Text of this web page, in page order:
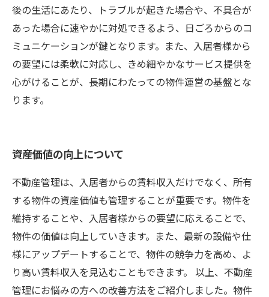
後の生活にあたり、トラブルが起きた場合や、不具合が
あった場合に速やかに対処できるよう、日ごろからのコ
ミュニケーションが鍵となります。また、入居者様から
の要望には柔軟に対応し、きめ細やかなサービス提供を
心がけることが、長期にわたっての物件運営の基盤とな
ります。
資産価値の向上について
不動産管理は、入居者からの賃料収入だけでなく、所有
する物件の資産価値も管理することが重要です。物件を
維持することや、入居者様からの要望に応えることで、
物件の価値は向上していきます。また、最新の設備や仕
様にアップデートすることで、物件の競争力を高め、よ
り高い賃料収入を見込むこともできます。 以上、不動産
管理にお悩みの方への改善方法をご紹介しました。物件